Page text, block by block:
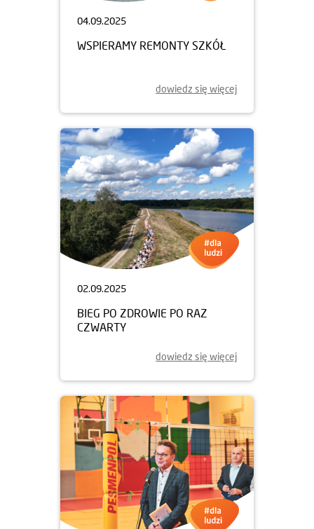
04.09.2025
WSPIERAMY REMONTY SZKÓŁ
dowiedz się więcej
02.09.2025
BIEG PO ZDROWIE PO RAZ
CZWARTY
dowiedz się więcej